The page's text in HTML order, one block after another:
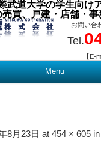
武道大学の学生向け
買、戸建・店舗・事
お問い合
Tel.
【E-
【営業時間】09:00
Menu
8月23日 at454 × 605 in